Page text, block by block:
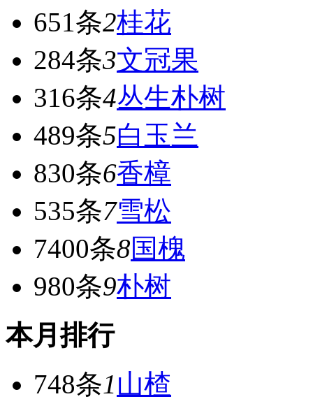
651条2桂花
284条3文冠果
316条4丛生朴树
489条5白玉兰
830条6香樟
535条7雪松
7400条8国槐
980条9朴树
本月排行
748条1山楂